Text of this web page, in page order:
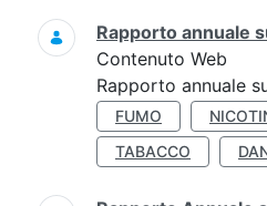
Rapporto annuale
Contenuto Web
Rapporto annuale
FUMO
TABACCO